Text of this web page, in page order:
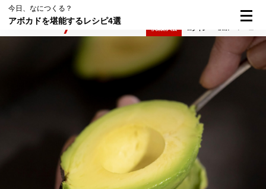
今日、なにつくる？
アボカドを堪能するレシピ4選